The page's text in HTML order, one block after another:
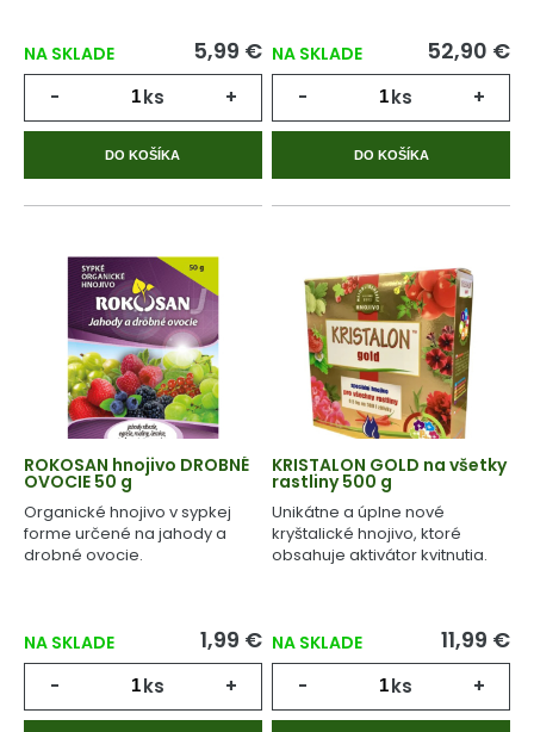
NA SKLADE 5,99 €
- ks +
DO KOŠÍKA
NA SKLADE 52,90 €
- ks +
DO KOŠÍKA
ROKOSAN hnojivo DROBNÉ
OVOCIE 50 g
Organické hnojivo v sypkej
forme určené na jahody a
drobné ovocie.
NA SKLADE 1,99 €
- ks +
KRISTALON GOLD na všetky
rastliny 500 g
Unikátne a úplne nové
kryštalické hnojivo, ktoré
obsahuje aktivátor kvitnutia.
NA SKLADE 11,99 €
- ks +